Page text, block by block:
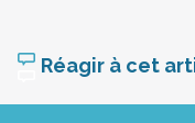
Réagir à cet